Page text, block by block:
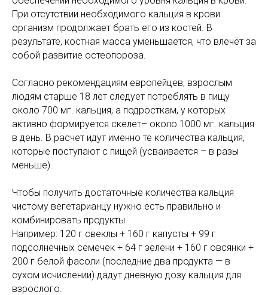
При отсутствии необходимого кальция в крови
организм продолжает брать его из костей. В
результате, костная масса уменьшается, что влечёт за
собой развитие остеопороза.
Согласно рекомендациям европейцев, взрослым
людям старше 18 лет следует потреблять в пищу
около 700 мг. кальция, а подросткам, у которых
активно формируется скелет– около 1000 мг. кальция
в день. В расчет идут именно те количества кальция,
которые поступают с пищей (усваивается – в разы
меньше).
Чтобы получить достаточные количества кальция
чистому вегетарианцу нужно есть правильно и
комбинировать продукты.
Например: 120 г свеклы + 160 г капусты + 99 г
подсолнечных семечек + 64 г зелени + 160 г овсянки +
200 г белой фасоли (последние два продукта — в
сухом исчислении) дадут дневную дозу кальция для
взрослого.